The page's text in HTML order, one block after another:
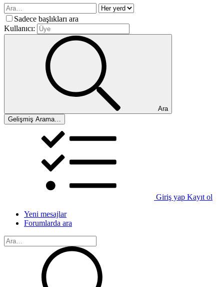
Sadece başlıkları ara
Kullanıcı:
Ara
Gelişmiş Arama…
Giriş yap Kayıt ol
Yeni mesajlar
Forumlarda ara